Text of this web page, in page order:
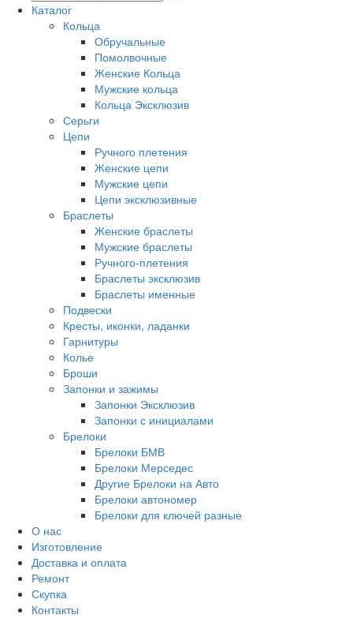
Каталог
Кольца
Обручальные
Помолвочные
Женские Кольца
Мужские кольца
Кольца Эксклюзив
Серьги
Цепи
Ручного плетения
Женские цепи
Мужские цепи
Цепи эксклюзивные
Браслеты
Женские браслеты
Мужские браслеты
Ручного-плетения
Браслеты эксклюзив
Браслеты именные
Подвески
Кресты, иконки, ладанки
Гарнитуры
Колье
Броши
Запонки и зажимы
Запонки Эксклюзив
Запонки с инициалами
Брелоки
Брелоки БМВ
Брелоки Мерседес
Другие Брелоки на Авто
Брелоки автономер
Брелоки для ключей разные
О нас
Изготовление
Доставка и оплата
Ремонт
Скупка
Контакты